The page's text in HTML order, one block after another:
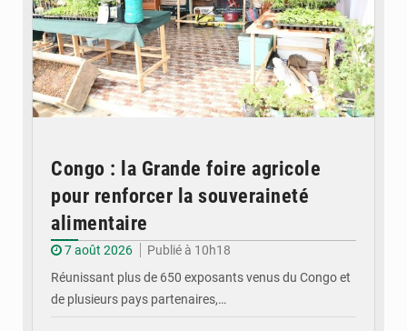
Congo : la Grande foire agricole
pour renforcer la souveraineté
alimentaire
7 août 2026
Publié à 10h18
Réunissant plus de 650 exposants venus du Congo et
de plusieurs pays partenaires,…